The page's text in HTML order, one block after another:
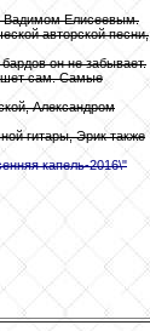
Вадимом Елисеевым.
авторской песни,
он не забывает.
сам. Самые
Александром
гитары, Эрик также
капель-2016\"